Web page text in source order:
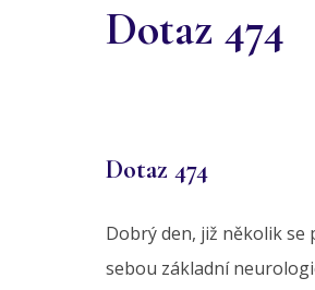
Dotaz 474
Dotaz 474
Dobrý den, již několik se
sebou základní